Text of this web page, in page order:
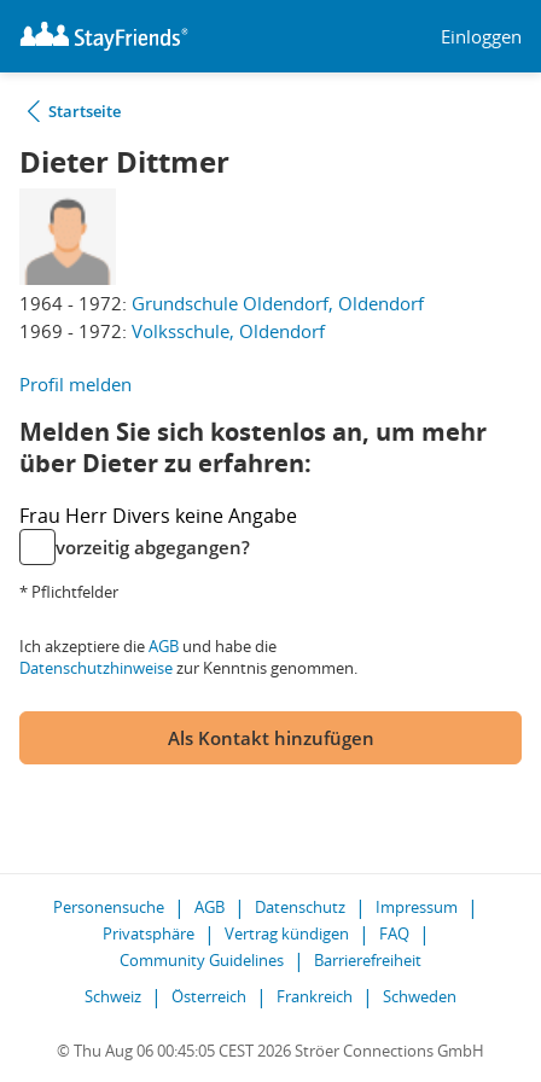
Einloggen
Startseite
Dieter Dittmer
1964 - 1972: Grundschule Oldendorf, Oldendorf
1969 - 1972: Volksschule, Oldendorf
Profil melden
Melden Sie sich kostenlos an, um mehr
über Dieter zu erfahren:
Frau Herr Divers keine Angabe
vorzeitig abgegangen?
* Pflichtfelder
Ich akzeptiere dieAGB und habe die
Datenschutzhinweisezur Kenntnis genommen.
Als Kontakt hinzufügen
Personensuche AGB Datenschutz
Impressum
Privatsphäre
Vertrag kündigen
FAQ
Community Guidelines
Barrierefreiheit
Schweiz
Österreich Frankreich Schweden
© Thu Aug 06 00:45:05 CEST 2026 Ströer Connections GmbH